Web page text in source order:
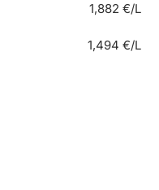
1,882 €/L
1,494 €/L